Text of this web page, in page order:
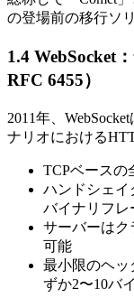
の登場前の移行ソ
1.4 WebSocket
RFC 6455）
2011年、
ナリオにおける
TCPベースの
ハンドシェイ
バイナリフレ
サーバーはク
可能
最小限のヘッ
ずか2〜10バ